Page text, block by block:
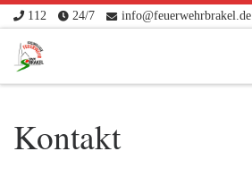
Zum Inhalt springen
112 24/7 info@feuerwehrbrakel.de
Kontakt